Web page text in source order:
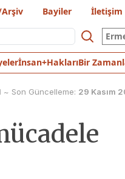
Arşiv Bayiler İletişim
İnsan+HaklarıBir
~ Son Güncelleme: 29 Kasım